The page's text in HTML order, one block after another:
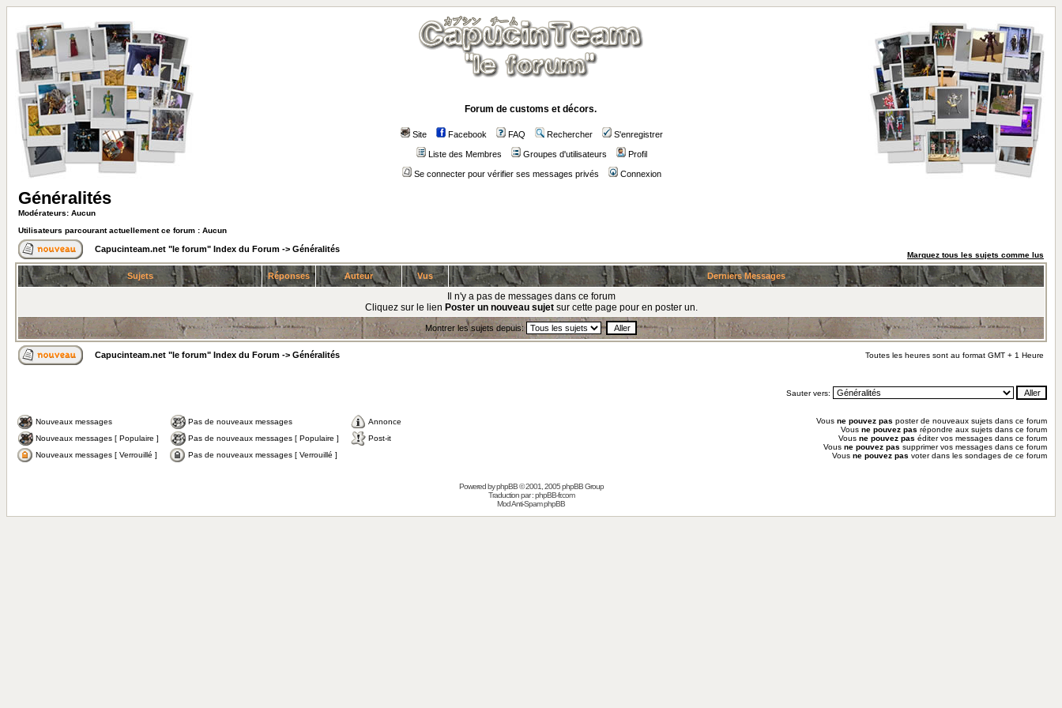
Forum de customs et décors.
Site Facebook FAQ Rechercher S'enregistrer
Liste des Membres Groupes d'utilisateurs Profil
Se connecter pour vérifier ses messages privés Connexion
Généralités
Modérateurs: Aucun
Utilisateurs parcourant actuellement ce forum : Aucun
Capucinteam.net "le forum" Index du Forum -> Généralités
Marquez tous les sujets comme lus
Sujets Réponses Auteur Vus Derniers Messages
Il n'y a pas de messages dans ce forum
Cliquez sur le lien Poster un nouveau sujetsur cette page pour en poster un.
Montrer les sujets depuis:
Capucinteam.net "le forum" Index du Forum -> Généralités Toutes les heures sont au format GMT + 1 Heure
Sauter vers:
Nouveaux messages Pas de nouveaux messages
Annonce
Nouveaux messages [ Populaire ]
Pas de nouveaux messages [ Populaire ]
Post-it
Nouveaux messages [ Verrouillé ]
Pas de nouveaux messages [ Verrouillé ]
Vous ne pouvez pas poster de nouveaux sujets dans ce forum
Vous ne pouvez pas répondre aux sujets dans ce forum
Vous ne pouvez pas éditer vos messages dans ce forum
Vous ne pouvez pas supprimer vos messages dans ce forum
Vous ne pouvez pas voter dans les sondages de ce forum
Powered byphpBB© 2001, 2005 phpBB Group
Traduction par :phpBB-fr.com
Mod Anti-Spam phpBB